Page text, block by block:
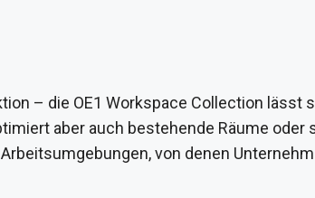
– die OE1 Workspace Collection lässt
aber auch bestehende Räume oder
von denen